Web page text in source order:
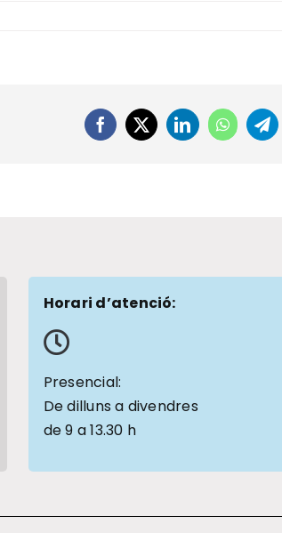
Facebook
X LinkedIn
Horari d’atenció:
Presencial:
De dilluns a divendres
de 9 a 13.30 h